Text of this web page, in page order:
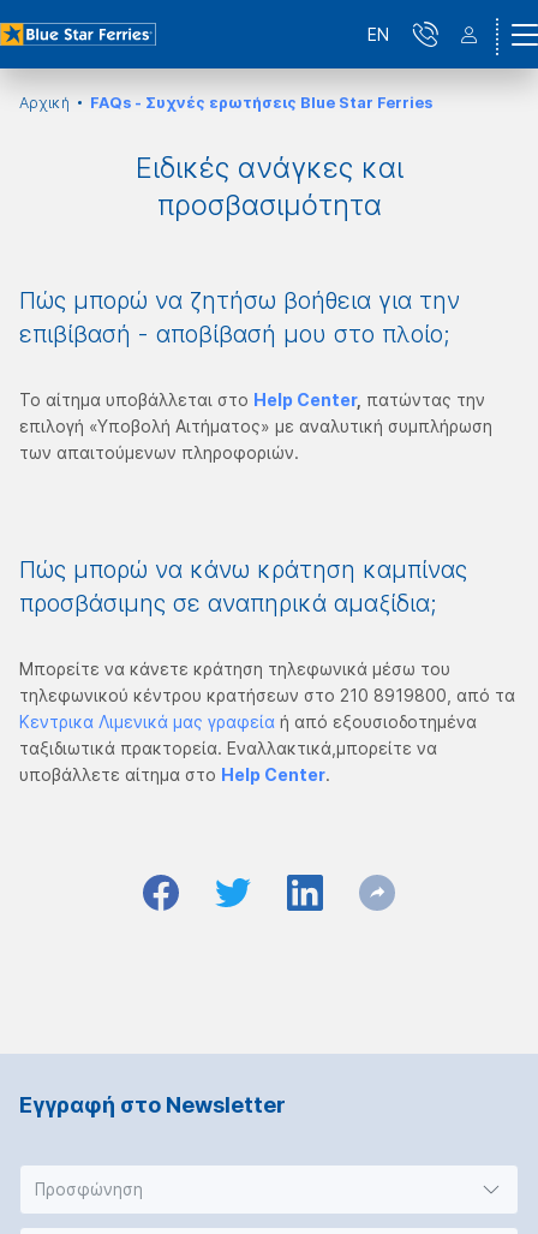
EN
Αρχική FAQs - Συχνές ερωτήσεις Blue Star Ferries
Ειδικές ανάγκες και
προσβασιμότητα
Πώς μπορώ να ζητήσω βοήθεια για την
επιβίβασή - αποβίβασή μου στο πλοίο;
Το αίτημα υποβάλλεται στο Help Center, πατώντας την
επιλογή «Υποβολή Αιτήματος» με αναλυτική συμπλήρωση
των απαιτούμενων πληροφοριών.
Πώς μπορώ να κάνω κράτηση καμπίνας
προσβάσιμης σε αναπηρικά αμαξίδια;
Μπορείτε να κάνετε κράτηση τηλεφωνικά μέσω του
τηλεφωνικού κέντρου κρατήσεων στο 210 8919800, από τα
Κεντρικα Λιμενικά μας γραφεία ή από εξουσιοδοτημένα
ταξιδιωτικά πρακτορεία. Εναλλακτικά,μπορείτε να
υποβάλλετε αίτημα στο Help Center.
Εγγραφή στο Νewsletter
Προσφώνηση